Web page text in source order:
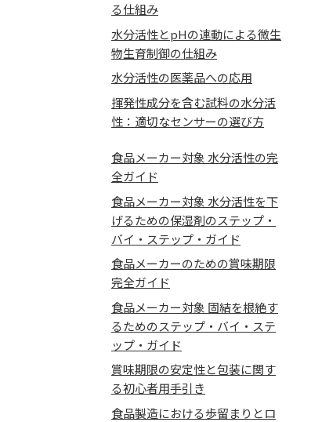
る仕組み
水分活性とpHの連動による微生
物生育制御の仕組み
水分活性の医薬品への応用
揮発性成分を含む試料の水分活
性：適切なセンサーの選び方
食品メーカー対象 水分活性の完
全ガイド
食品メーカー対象 水分活性を下
げるための保湿剤のステップ・
バイ・ステップ・ガイド
食品メーカーのための賞味期限
完全ガイド
食品メーカー対象 固結を根絶す
るためのステップ・バイ・ステ
ップ・ガイド
賞味期限の安定性と包装に関す
る初心者用手引き
食品製造における歩留まりとロ